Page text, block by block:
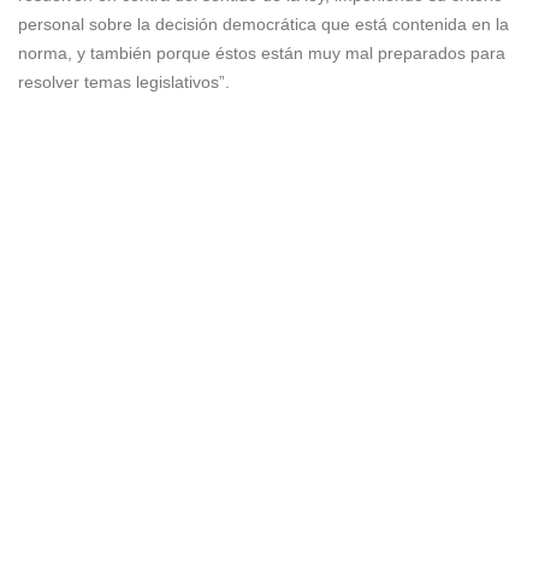
personal sobre la decisión democrática que está contenida en la
norma, y también porque éstos están muy mal preparados para
resolver temas legislativos”.